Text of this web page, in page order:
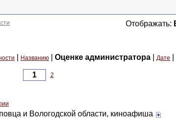
Отображать:
Названию Оценке администратора Дате
2
и Вологодской области, киноафиша